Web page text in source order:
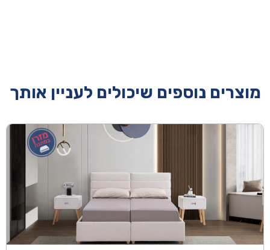
מוצרים נוספים שיכולים לעניין אותך